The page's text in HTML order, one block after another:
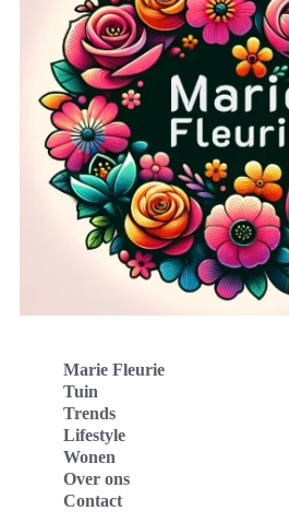
Marie Fleurie
Tuin
Trends
Lifestyle
Wonen
Over ons
Contact